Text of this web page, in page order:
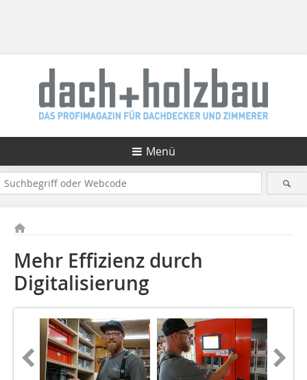
Menü
Mehr Effizienz durch
Digitalisierung